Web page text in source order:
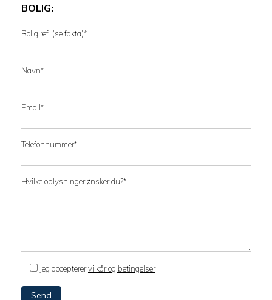
BOLIG:
Bolig ref. (se fakta)*
Navn*
Email*
Telefonnummer*
Hvilke oplysninger ønsker du?*
Jeg accepterervilkår og betingelser